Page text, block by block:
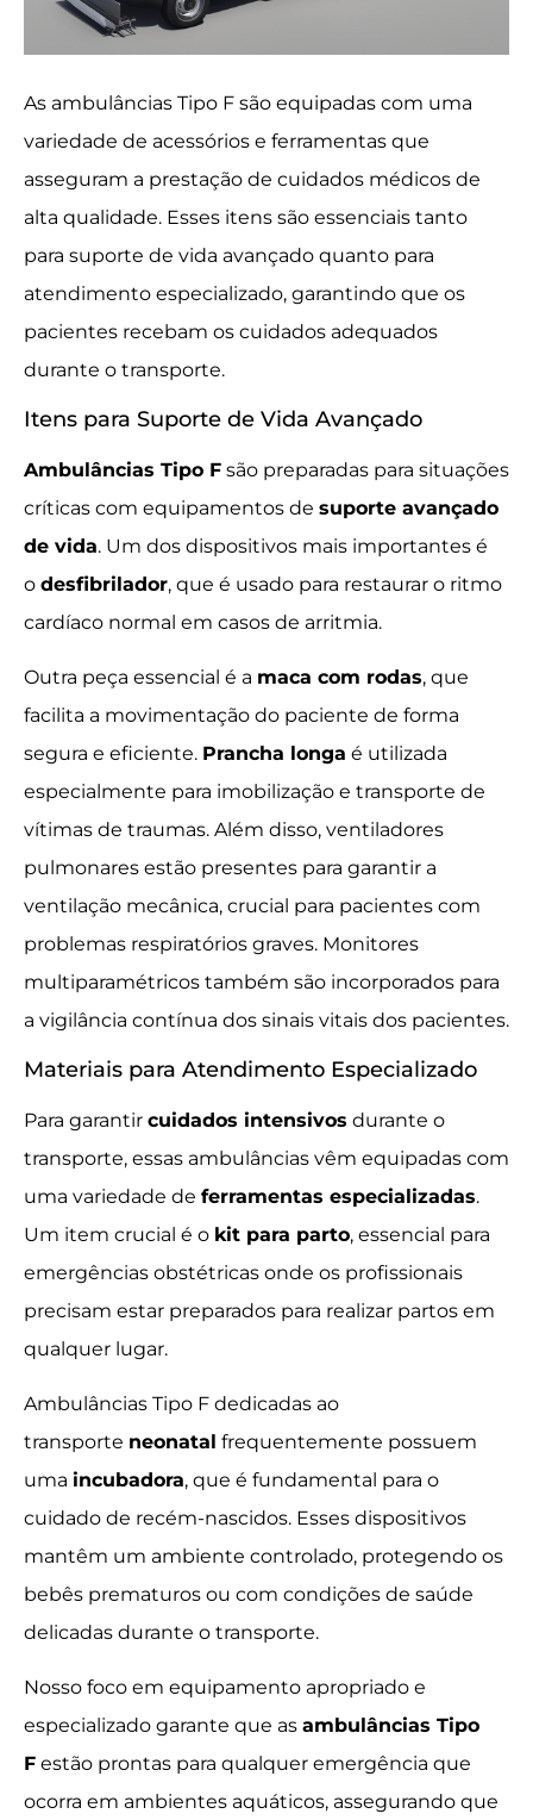
As ambulâncias Tipo F são equipadas com uma
variedade de acessórios e ferramentas que
asseguram a prestação de cuidados médicos de
alta qualidade. Esses itens são essenciais tanto
para suporte de vida avançado quanto para
atendimento especializado, garantindo que os
pacientes recebam os cuidados adequados
durante o transporte.
Itens para Suporte de Vida Avançado
Ambulâncias Tipo F são preparadas para situações
críticas com equipamentos de suporte avançado
de vida. Um dos dispositivos mais importantes é
o desfibrilador, que é usado para restaurar o ritmo
cardíaco normal em casos de arritmia.
Outra peça essencial é a maca com rodas, que
facilita a movimentação do paciente de forma
segura e eficiente. Prancha longa é utilizada
especialmente para imobilização e transporte de
vítimas de traumas. Além disso, ventiladores
pulmonares estão presentes para garantir a
ventilação mecânica, crucial para pacientes com
problemas respiratórios graves. Monitores
multiparamétricos também são incorporados para
a vigilância contínua dos sinais vitais dos pacientes.
Materiais para Atendimento Especializado
Para garantir cuidados intensivos durante o
transporte, essas ambulâncias vêm equipadas com
uma variedade de ferramentas especializadas.
Um item crucial é o kit para parto, essencial para
emergências obstétricas onde os profissionais
precisam estar preparados para realizar partos em
qualquer lugar.
Ambulâncias Tipo F dedicadas ao
transporte neonatal frequentemente possuem
uma incubadora, que é fundamental para o
cuidado de recém-nascidos. Esses dispositivos
mantêm um ambiente controlado, protegendo os
bebês prematuros ou com condições de saúde
delicadas durante o transporte.
Nosso foco em equipamento apropriado e
especializado garante que as ambulâncias Tipo
F estão prontas para qualquer emergência que
ocorra em ambientes aquáticos, assegurando que